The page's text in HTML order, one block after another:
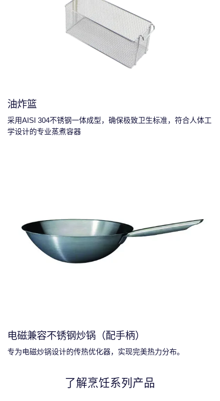
油炸篮
采用AISI 304不锈钢一体成型，确保极致卫生标准，符合人体工
学设计的专业蒸煮容器
电磁兼容不锈钢炒锅（配手柄）
专为电磁炒锅设计的传热优化器，实现完美热力分布。
了解烹饪系列产品